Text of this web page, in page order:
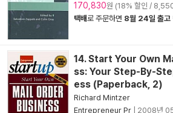
170,830원 (18% 할인 /
택배로 주문하면 8월 24일 출고
14. Start Your Own
ss: Your Step-By-
ess (Paperback, 2)
Richard Mintzer
Entrepreneur Pr
2008년